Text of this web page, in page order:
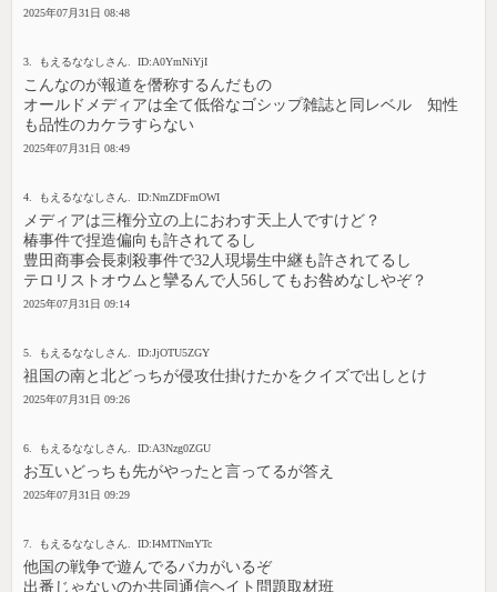
2025年07月31日 08:48
3. もえるななしさん. ID:A0YmNiYjI
こんなのが報道を僭称するんだもの
オールドメディアは全て低俗なゴシップ雑誌と同レベル 知性
も品性のカケラすらない
2025年07月31日 08:49
4. もえるななしさん. ID:NmZDFmOWI
メディアは三権分立の上におわす天上人ですけど？
椿事件で捏造偏向も許されてるし
豊田商事会長刺殺事件で32人現場生中継も許されてるし
テロリストオウムと攣るんで人56してもお咎めなしやぞ？
2025年07月31日 09:14
5. もえるななしさん. ID:JjOTU5ZGY
祖国の南と北どっちが侵攻仕掛けたかをクイズで出しとけ
2025年07月31日 09:26
6. もえるななしさん. ID:A3Nzg0ZGU
お互いどっちも先がやったと言ってるが答え
2025年07月31日 09:29
7. もえるななしさん. ID:I4MTNmYTc
他国の戦争で遊んでるバカがいるぞ
出番じゃないのか共同通信ヘイト問題取材班